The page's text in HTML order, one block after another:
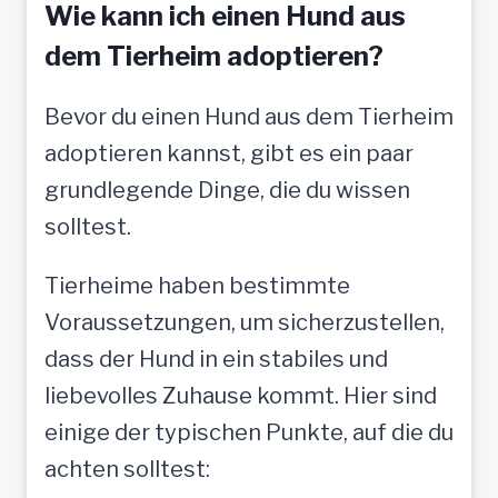
f
l
l
e
n
s
c
h
e
Wie kann ich einen Hund aus
dem Tierheim adoptieren?
Bevor du einen Hund aus dem Tierheim
adoptieren kannst, gibt es ein paar
grundlegende Dinge, die du wissen
solltest.
Tierheime haben bestimmte
Voraussetzungen, um sicherzustellen,
dass der Hund in ein stabiles und
liebevolles Zuhause kommt. Hier sind
einige der typischen Punkte, auf die du
achten solltest: